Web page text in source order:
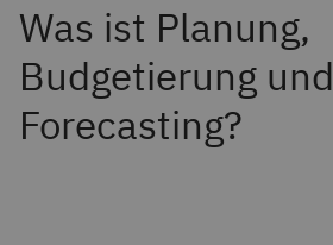
Was ist Planung,
Budgetierung und
Forecasting?